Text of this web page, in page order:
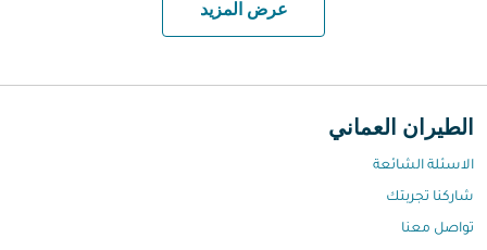
عرض المزيد
الطيران العماني
الاسئلة الشائعة
شاركنا تجربتك
تواصل معنا